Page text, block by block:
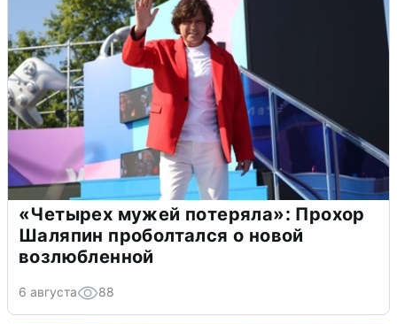
«Четырех мужей потеряла»: Прохор
Шаляпин проболтался о новой
возлюбленной
6 августа 88